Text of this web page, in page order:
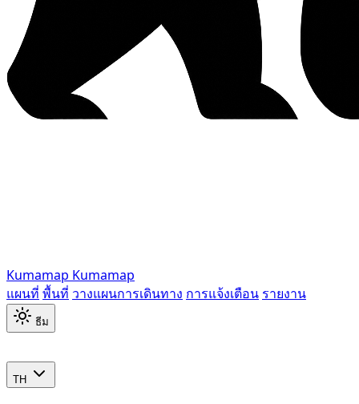
Kumamap Kumamap
แผนที่ พื้นที่ วางแผนการเดินทาง การแจ้งเตือน รายงาน
ธีม
TH